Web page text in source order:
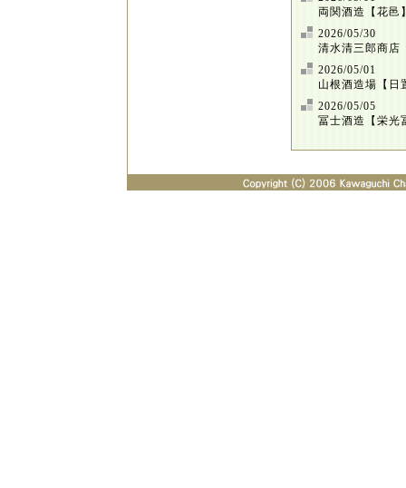
両関酒造【花邑
2026/05/30
清水清三郎商店
2026/05/01
山根酒造場【日
2026/05/05
冨士酒造【栄光